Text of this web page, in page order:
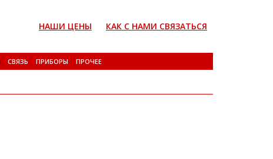
НАШИ ЦЕНЫ КАК С НАМИ СВЯЗАТЬСЯ
СВЯЗЬ ПРИБОРЫ ПРОЧЕЕ